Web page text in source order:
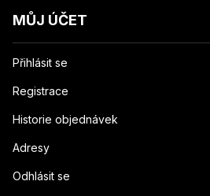
MŮJ ÚČET
Přihlásit se
Registrace
Historie objednávek
Adresy
Odhlásit se